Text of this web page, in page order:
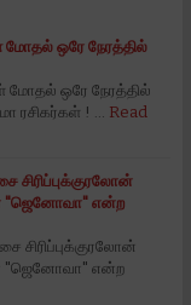
மோதல் ஒரே நேரத்தில்
மோதல் ஒரே நேரத்தில்
ரசிகர்கள் ! …
Read
சிரிப்புக்குர‌லோன்
"ஜெனோவா" என்ற
சிரிப்புக்குர‌லோன்
"ஜெனோவா" என்ற